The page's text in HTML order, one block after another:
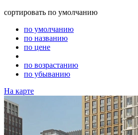
сортировать по умолчанию
по умолчанию
по названию
по цене
по возрастанию
по убыванию
На карте